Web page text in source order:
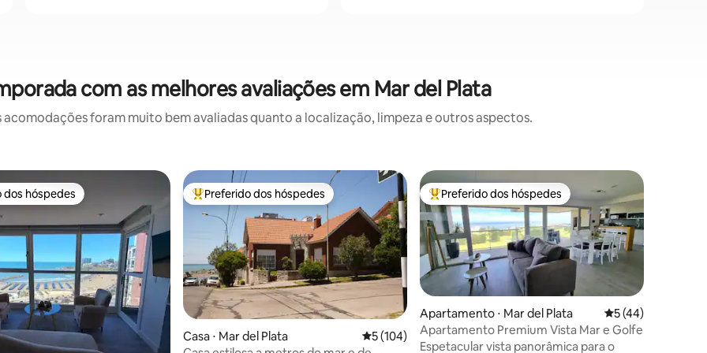
com as melhores avaliações em Mar del Plata
acomodações foram muito bem avaliadas quanto a localização, limpeza e outros aspectos.
de 5, 151 avaliações
dos hóspedes
dos hóspedes Entre os melhores preferidos dos hóspedes
Preferido dos hóspedes
Casa ⋅ Mar del Plata 5 de uma avaliação média de 5, 104 avaliações
5 (104)
Entre os melhores preferidos dos hóspedes
Preferido dos hóspedes
Apartamento ⋅ Mar del Plata 5 de uma
5 (44)
Apartamento Premium Vista Mar e Golfe
Espetacular vista panorâmica para o